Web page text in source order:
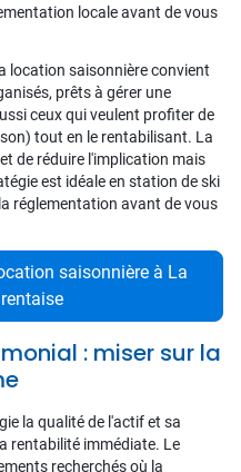
locale avant de vous
location saisonnière convient
prêts à gérer une
ceux qui veulent profiter de
tout en le rentabilisant. La
de réduire l'implication mais
est idéale en station de ski
réglementation avant de vous
saisonnière à La
: miser sur la
la qualité de l'actif et sa
rentabilité immédiate. Le
recherchés où la